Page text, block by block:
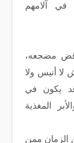
في آلامهم
مضجعه،
لا أنيس ولا
يكون في
المغذية
الزمان ممن